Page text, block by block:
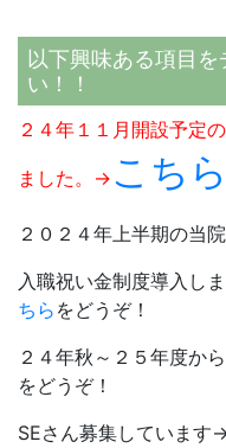
以下興味ある項目
い！！
２４年１１月開設予定
ました。→ こちら
２０２４年上半期の当
入職祝い金制度導入し
ちら をどうぞ！
２４年秋～２５年度か
をどうぞ！
SEさん募集しています